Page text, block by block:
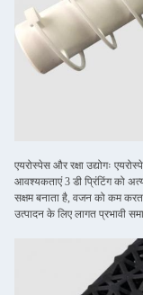
एयरोस्पेस और रक्षा उद्योगः
आवश्यकताएं 3 डी प्रिंटिंग को
सक्षम बनाता है, वजन को कम
उत्पादन के लिए लागत प्रभावी